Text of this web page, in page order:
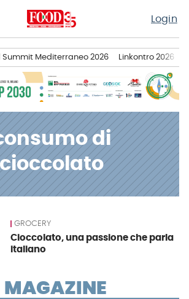
Login
Summit Mediterraneo 2026 Linkontro 2026
di
cioccolato
GROCERY
Cioccolato, una passione che parla
italiano
MAGAZINE